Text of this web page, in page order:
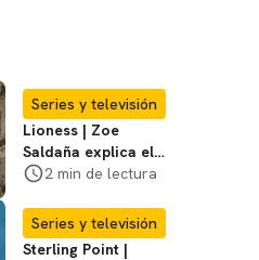
Series y televisión
Lioness | Zoe
Saldaña explica el
violento secuestro
temporada 3
2 min de lectura
Series y televisión
Sterling Point |